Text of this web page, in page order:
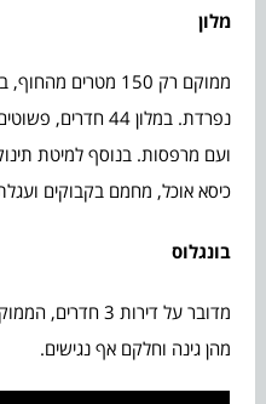
מלון
ממוקם רק 150
נפרדת. במלון 44
ועם מרפסות. בנוסף למיטת
כיסא אוכל, מחמם בקבוקים
בונגלוס
מדובר על דירות
מהן גינה וחלקם אף נגישים.